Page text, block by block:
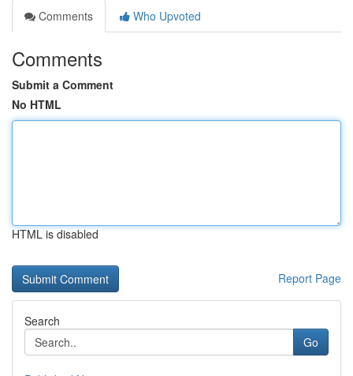
Comments
Who Upvoted
Comments
Submit a Comment
No HTML
HTML is disabled
Report Page
Search
Go